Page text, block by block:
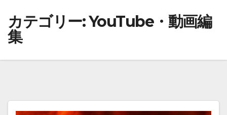
カテゴリー:YouTube・動画編
集